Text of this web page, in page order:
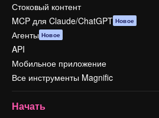
Стоковый контент
MCP для Claude/ChatGPT Новое
Агенты Новое
API
Мобильное приложение
Все инструменты Magnific
Начать